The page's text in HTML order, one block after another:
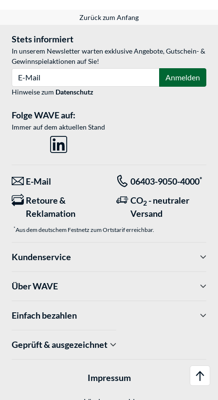
Zurück zum Anfang
Stets informiert
In unserem Newsletter warten exklusive Angebote, Gutschein- &
Gewinnspielaktionen auf Sie!
Anmelden
Hinweise zum Datenschutz
Folge WAVE auf:
Immer auf dem aktuellen Stand
E-Mail 06403-9050-4000*
Retoure &
Reklamation
CO2 - neutraler
Versand
*Aus dem deutschem Festnetz zum Ortstarif erreichbar.
Kundenservice
Über WAVE
Einfach bezahlen
Geprüft & ausgezeichnet
Impressum